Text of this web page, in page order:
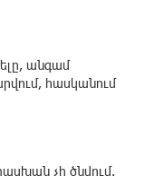
անգամ
հասկանում
չի ծնվում.